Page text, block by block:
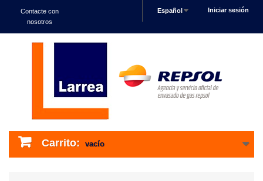
Iniciar sesión
Español
Contacte con
nosotros
Carrito: vacío